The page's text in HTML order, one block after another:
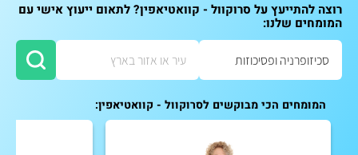
רוצה להתייעץ על סרוקוול - קוואטיאפין? לתאום ייעוץ אישי עם
המומחים שלנו:
המומחים הכי מבוקשים לסרוקוול - קוואטיאפין: